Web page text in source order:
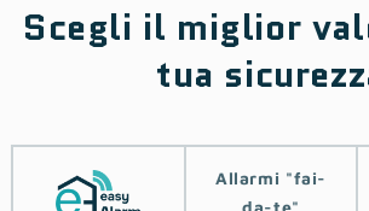
Scegli il miglior
tua
Allarmi ‎‎"‎fai-